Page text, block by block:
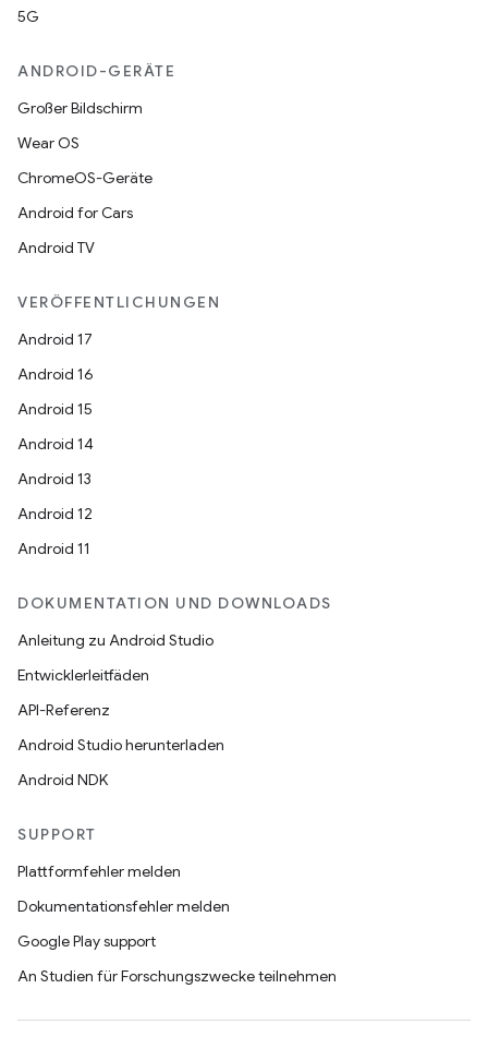
5G
ANDROID-GERÄTE
Großer Bildschirm
Wear OS
ChromeOS-Geräte
Android for Cars
Android TV
VERÖFFENTLICHUNGEN
Android 17
Android 16
Android 15
Android 14
Android 13
Android 12
Android 11
DOKUMENTATION UND DOWNLOADS
Anleitung zu Android Studio
Entwicklerleitfäden
API-Referenz
Android Studio herunterladen
Android NDK
SUPPORT
Plattformfehler melden
Dokumentationsfehler melden
Google Play support
An Studien für Forschungszwecke teilnehmen